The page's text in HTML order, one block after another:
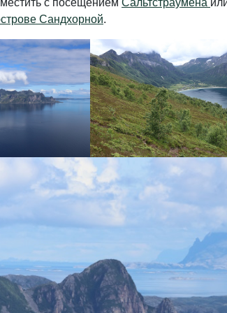
с посещением Сальтстраумена
Сандхорной.